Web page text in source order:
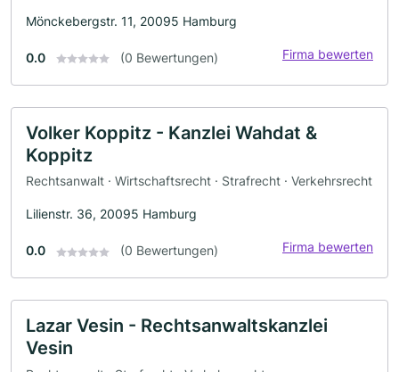
Mönckebergstr. 11, 20095 Hamburg
0.0 (0 Bewertungen) Firma bewerten
Volker Koppitz - Kanzlei Wahdat &
Koppitz
Rechtsanwalt · Wirtschaftsrecht · Strafrecht · Verkehrsrecht
Lilienstr. 36, 20095 Hamburg
0.0 (0 Bewertungen) Firma bewerten
Lazar Vesin - Rechtsanwaltskanzlei
Vesin